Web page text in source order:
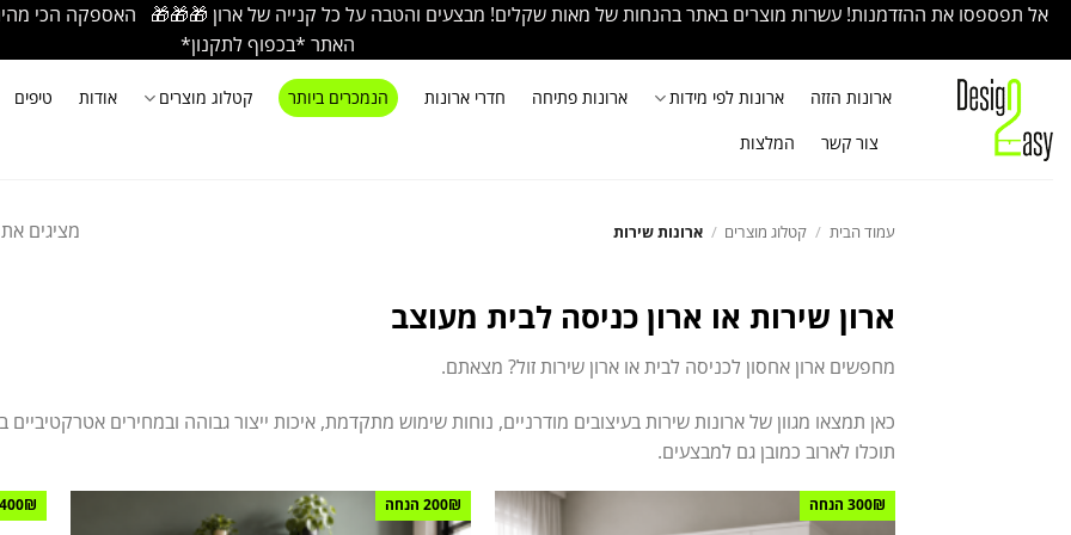
Skip
content
אל תפספסו את ההזדמנות! עשרות מוצרים באתר בהנחות של מאות שקלים! מבצעים והטבה על כל קנייה של ארון 🎁🎁🎁 האספקה הכי מהירה
האתר *בכפוף לתקנון*
ארונות הזזה ארונות לפי מידות ארונות פתיחה חדרי ארונות הנמכרים ביותר קטלוג מוצרים אודות
טיפים
צור קשר
המלצות
עמוד הבית / קטלוג מוצרים / ארונות שירות מציגים את כל ⁦10⁩
ארון שירות או ארון כניסה לבית מעוצב
מחפשים ארון אחסון לכניסה לבית או ארון שירות זול? מצאתם.
כאן תמצאו מגוון של ארונות שירות בעיצובים מודרניים, נוחות שימוש מתקדמת, איכות ייצור גבוהה ובמחירים
תוכלו לארוב כמובן גם למבצעים.
300₪ הנחה 200₪ הנחה 400₪ הנחה